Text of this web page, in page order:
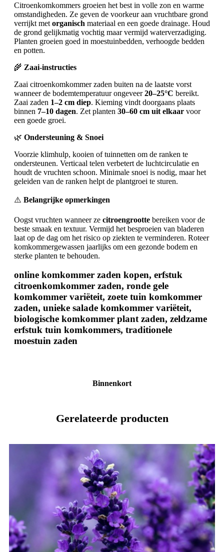
Citroenkomkommers groeien het best in volle zon en warme
omstandigheden. Ze geven de voorkeur aan vruchtbare grond
verrijkt met organisch materiaal en een goede drainage. Houd
de grond gelijkmatig vochtig maar vermijd waterverzadiging.
Planten groeien goed in moestuinbedden, verhoogde bedden
en potten.
🌾 Zaai-instructies
Zaai citroenkomkommer zaden buiten na de laatste vorst
wanneer de bodemtemperatuur ongeveer20–25°C bereikt.
Zaai zaden 1–2 cm diep. Kieming vindt doorgaans plaats
binnen 7–10 dagen. Zet planten 30–60 cm uit elkaar voor
een goede groei.
🌿 Ondersteuning & Snoei
Voorzie klimhulp, kooien of tuinnetten om de ranken te
ondersteunen. Verticaal telen verbetert de luchtcirculatie en
houdt de vruchten schoon. Minimale snoei is nodig, maar het
geleiden van de ranken helpt de plantgroei te sturen.
⚠️ Belangrijke opmerkingen
Oogst vruchten wanneer ze citroengrootte bereiken voor de
beste smaak en textuur. Vermijd het besproeien van bladeren
laat op de dag om het risico op ziekten te verminderen. Roteer
komkommergewassen jaarlijks om een gezonde bodem en
sterke planten te behouden.
online komkommer zaden kopen, erfstuk
citroenkomkommer zaden, ronde gele
komkommer variëteit, zoete tuin komkommer
zaden, unieke salade komkommer variëteit,
biologische komkommer plant zaden, zeldzame
erfstuk tuin komkommers, traditionele
moestuin zaden
Binnenkort
Gerelateerde producten